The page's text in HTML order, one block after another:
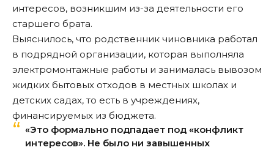
интересов, возникшим из-за деятельности его
старшего брата.
Выяснилось, что родственник чиновника работал
в подрядной организации, которая выполняла
электромонтажные работы и занималась вывозом
жидких бытовых отходов в местных школах и
детских садах, то есть в учреждениях,
финансируемых из бюджета.
«Это формально подпадает под «конфликт
интересов». Не было ни завышенных